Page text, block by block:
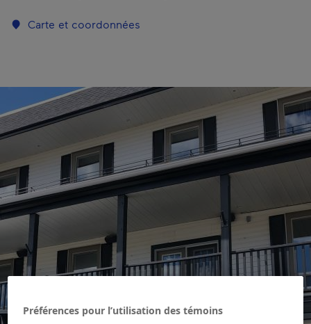
Carte et coordonnées
Préférences pour l’utilisation des témoins